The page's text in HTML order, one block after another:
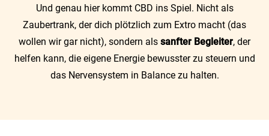
Und genau hier kommt CBD ins Spiel. Nicht als
Zaubertrank, der dich plötzlich zum Extro macht (das
wollen wir gar nicht), sondern als sanfter Begleiter, der
helfen kann, die eigene Energie bewusster zu steuern und
das Nervensystem in Balance zu halten.